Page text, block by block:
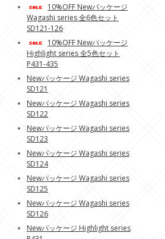
10%OFF Newパッケージ
Wagashi series 全6色セット
SD121-126
10%OFF Newパッケージ
Highlight series 全5色セット
P431-435
Newパッケージ Wagashi series
SD121
Newパッケージ Wagashi series
SD122
Newパッケージ Wagashi series
SD123
Newパッケージ Wagashi series
SD124
Newパッケージ Wagashi series
SD125
Newパッケージ Wagashi series
SD126
Newパッケージ Highlight series